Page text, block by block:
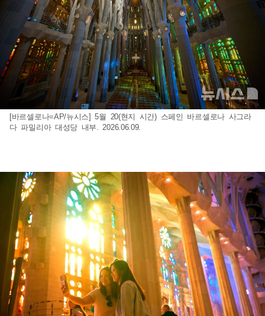
[바르셀로나=AP/뉴시스] 5월 20(현지 시간) 스페인 바르셀로나 사그라
다 파밀리아 대성당 내부. 2026.06.09.